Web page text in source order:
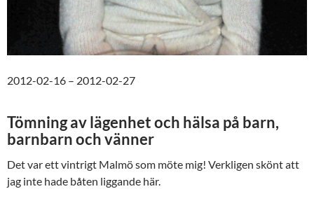
2012-02-16 – 2012-02-27
Tömning av lägenhet och hälsa på barn,
barnbarn och vänner
Det var ett vintrigt Malmö som möte mig! Verkligen skönt att
jag inte hade båten liggande här.